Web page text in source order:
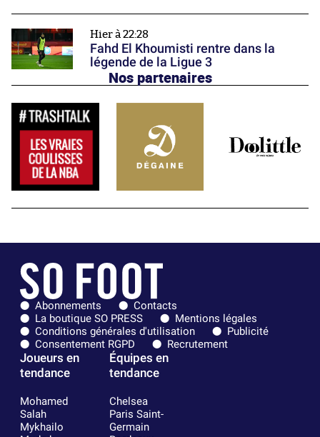
Hier à 22:28
Fahd El Khoumisti rentre dans la
légende de la Ligue 3
Nos partenaires
Abonnements
Contacts
La boutique SO PRESS
Mentions légales
Conditions générales d'utilisation
Publicité
Consentement RGPD
Recrutement
Joueurs en
tendance
Mohamed
Salah
Mykhailo
Équipes en
tendance
Chelsea
Paris Saint-
Germain